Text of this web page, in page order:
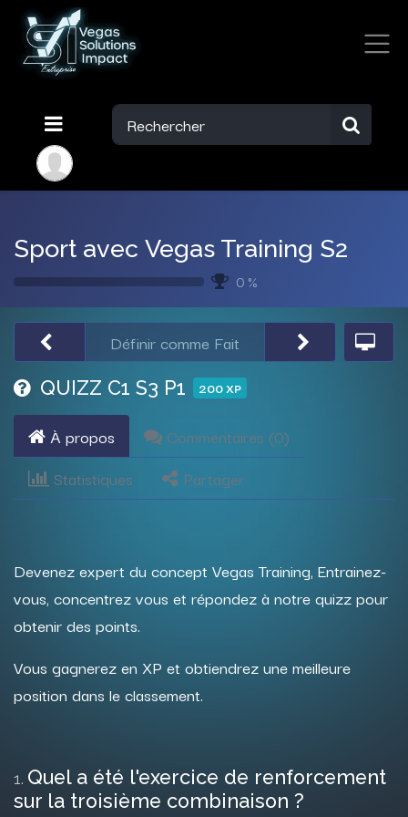
Sport avec Vegas Training S2
0 %
QUIZZ C1 S3 P1 200XP
Définir comme Fait
À propos Commentaires (0)
Statistiques
Partager
Devenez expert du concept Vegas Training, Entrainez-
vous, concentrez vous et répondez à notre quizz pour
obtenir des points.
Vous gagnerez en XP et obtiendrez une meilleure
position dans le classement.
1 . Quel a été l'exercice de renforcement
sur la troisième combinaison ?